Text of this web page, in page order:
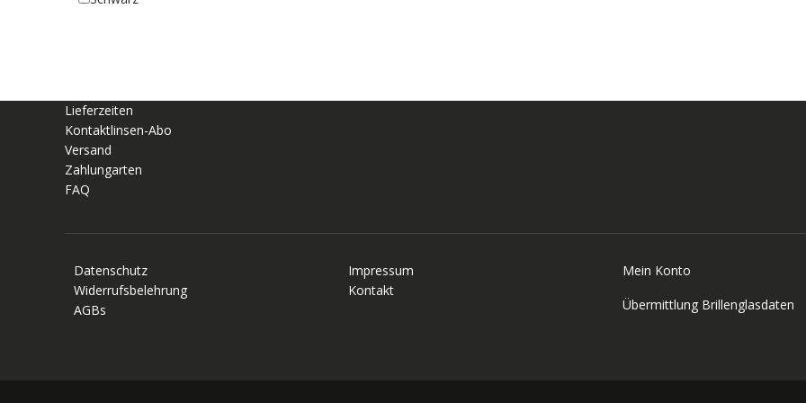
Lieferzeiten
Kontaktlinsen-Abo
Versand
Zahlungarten
FAQ
Datenschutz
Widerrufsbelehrung
AGBs
Impressum
Kontakt
Mein Konto
Übermittlung Brillenglasdaten